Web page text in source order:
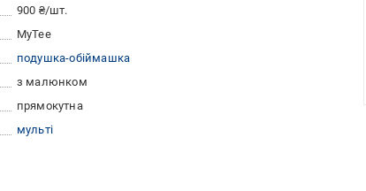
900 ₴/шт.
MyTee
подушка-обіймашка
з малюнком
прямокутна
мульті